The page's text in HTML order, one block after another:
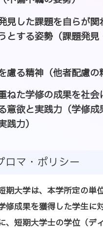
見した課題を自らが関
とする姿勢（課題発見
慮る精神（他者配慮の
ねた学修の成果を社会
意欲と実践力（学修成
践力）
ロマ・ポリシー
期大学は、本学所定の単
修成果を獲得した学生に
、短期大学士の学位（デ